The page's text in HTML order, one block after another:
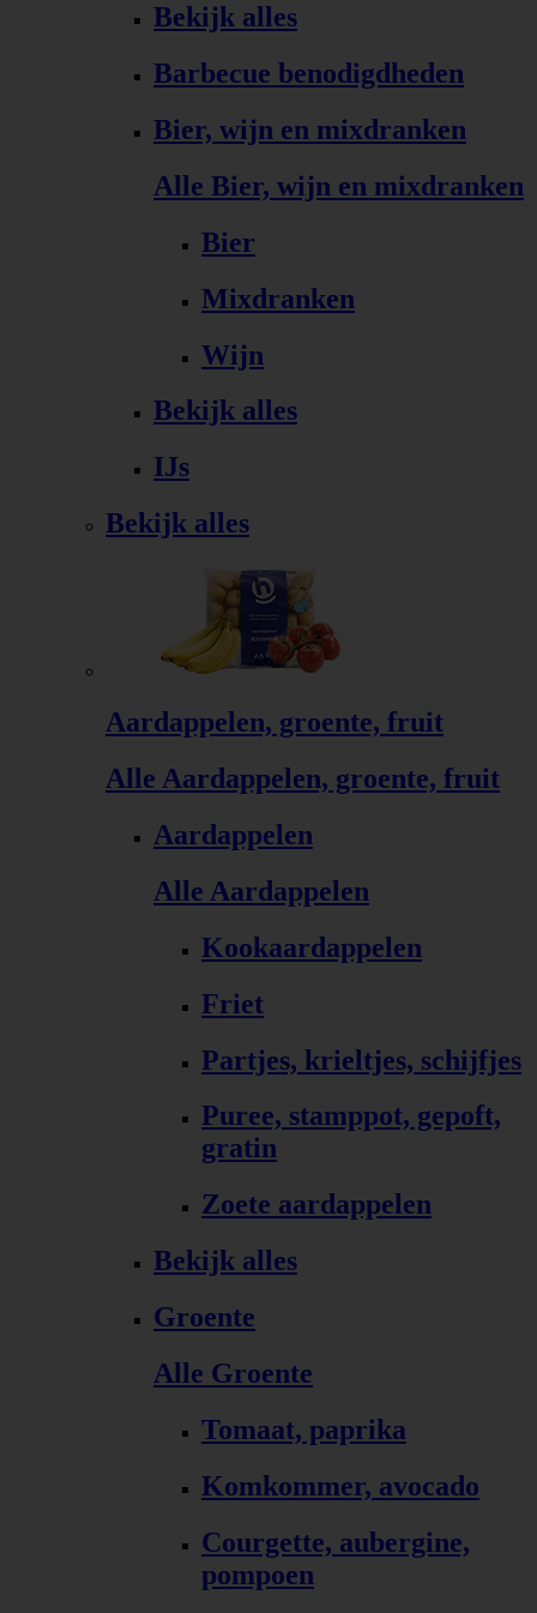
Bekijk alles
Barbecue benodigdheden
Bier, wijn en mixdranken
Alle Bier, wijn en mixdranken
Bier
Mixdranken
Wijn
Bekijk alles
IJs
Bekijk alles
Aardappelen, groente, fruit
Alle Aardappelen, groente, fruit
Aardappelen
Alle Aardappelen
Kookaardappelen
Friet
Partjes, krieltjes, schijfjes
Puree, stamppot, gepoft,
gratin
Zoete aardappelen
Bekijk alles
Groente
Alle Groente
Tomaat, paprika
Komkommer, avocado
Courgette, aubergine,
pompoen